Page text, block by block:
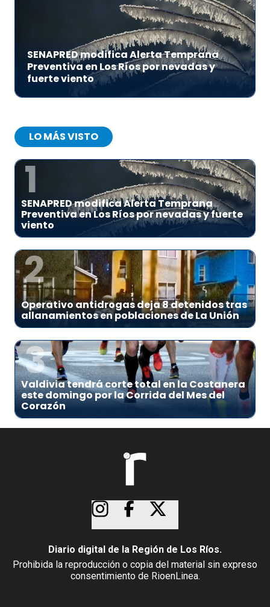
SENAPRED modifica Alerta Temprana
Preventiva en Los Ríos por nevadas y
fuerte viento
LO MÁS VISTO
1
SENAPRED modifica Alerta Temprana
Preventiva en Los Ríos por nevadas y fuerte
viento
2
Operativo antidrogas deja 8 detenidos tras
allanamientos en poblaciones de La Unión
3
Valdivia tendrá corte total en la Costanera
este domingo por la Corrida del Mes del
Corazón
Diario digital de la Región de Los Ríos.
Prohibida la reproducción o copia del material sin expreso
consentimiento de RioenLinea.